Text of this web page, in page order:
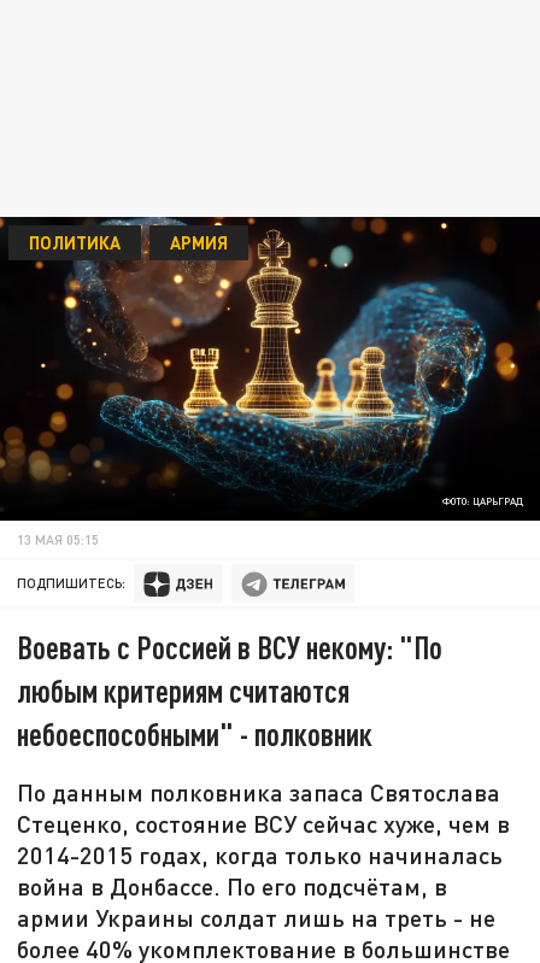
ФОТО: ЦАРЬГРАД
ПОЛИТИКА АРМИЯ
13 МАЯ 05:15
ПОДПИШИТЕСЬ:
Воевать с Россией в ВСУ некому: "По
любым критериям считаются
небоеспособными" - полковник
По данным полковника запаса Святослава
Стеценко, состояние ВСУ сейчас хуже, чем в
2014-2015 годах, когда только начиналась
война в Донбассе. По его подсчётам, в
армии Украины солдат лишь на треть - не
более 40% укомплектование в большинстве